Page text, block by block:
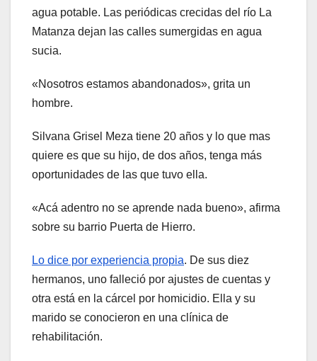
agua potable. Las periódicas crecidas del río La
Matanza dejan las calles sumergidas en agua
sucia.
«Nosotros estamos abandonados», grita un
hombre.
Silvana Grisel Meza tiene 20 años y lo que mas
quiere es que su hijo, de dos años, tenga más
oportunidades de las que tuvo ella.
«Acá adentro no se aprende nada bueno», afirma
sobre su barrio Puerta de Hierro.
Lo dice por experiencia propia. De sus diez
hermanos, uno falleció por ajustes de cuentas y
otra está en la cárcel por homicidio. Ella y su
marido se conocieron en una clínica de
rehabilitación.